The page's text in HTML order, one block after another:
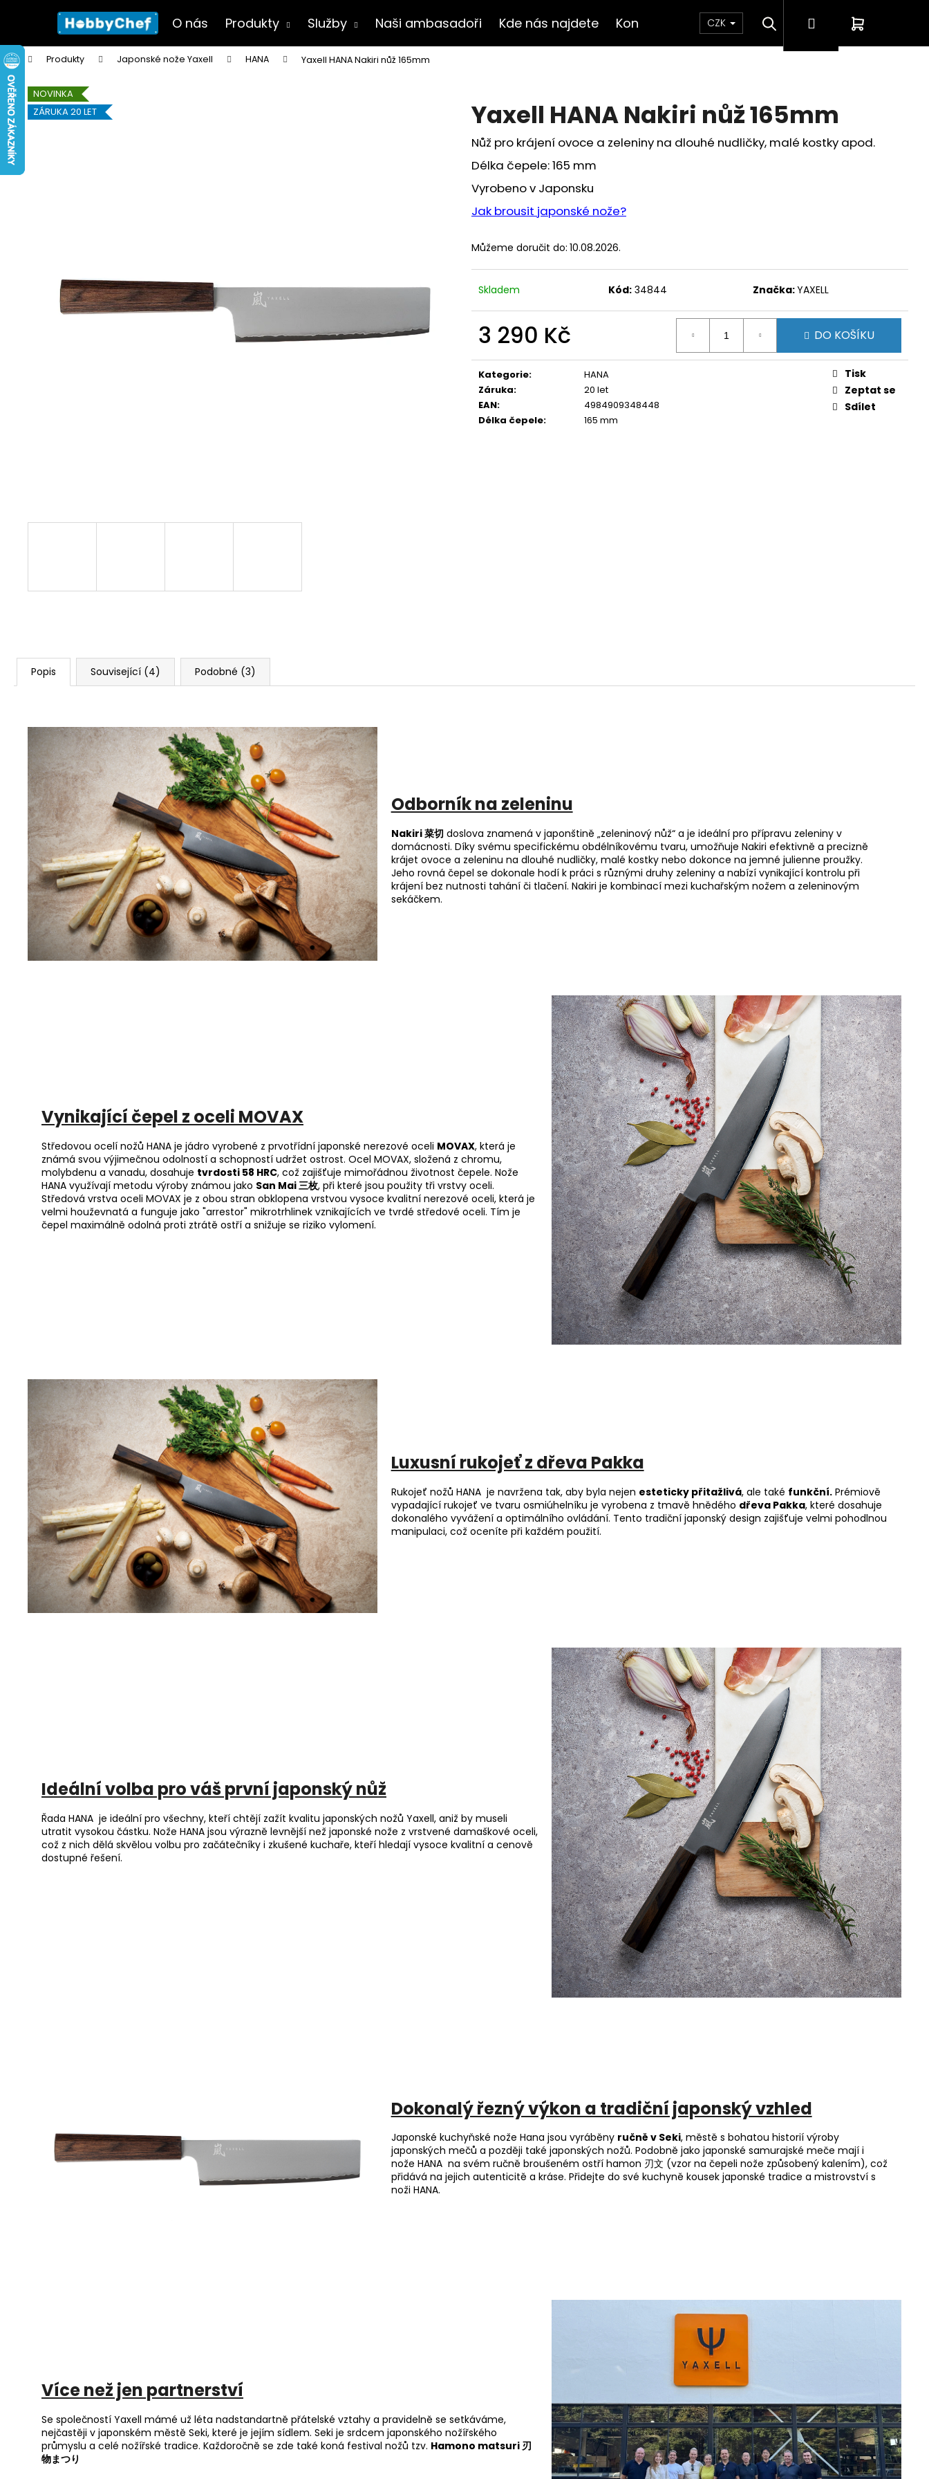
O nás Produkty Služby Naši ambasadoři Kde nás najdete Kontakt CZK HledatPřihlášeníNákupní
košík
Domů Produkty Japonské nože Yaxell HANA Yaxell HANA Nakiri nůž 165mm
Yaxell HANA Nakiri nůž 165mm
Nůž pro krájení ovoce a zeleniny na dlouhé nudličky, malé kostky apod.
Délka čepele: 165 mm
Vyrobeno v Japonsku
Jak brousit japonské nože?
Můžeme doručit do: 10.08.2026.
Skladem Kód: 34844 Značka:YAXELL
3 290 Kč
cena:
DO KOŠÍKU
Kategorie:
HANA
Záruka:
20 let
EAN:
4984909348448
Délka čepele: 165 mm
Tisk
Zeptat se
Sdílet
NOVINKA
ZÁRUKA 20 LET
Popis Související (4) Podobné (3)
Odborník na zeleninu
Nakiri 菜切 doslova znamená v japonštině „zeleninový nůž“ a je ideální pro přípravu zeleniny v
domácnosti. Díky svému specifickému obdélníkovému tvaru, umožňuje Nakiri efektivně a precizně
krájet ovoce a zeleninu na dlouhé nudličky, malé kostky nebo dokonce na jemné julienne proužky.
Jeho rovná čepel se dokonale hodí k práci s různými druhy zeleniny a nabízí vynikající kontrolu při
krájení bez nutnosti tahání či tlačení. Nakiri je kombinací mezi kuchařským nožem a zeleninovým
sekáčkem.
Vynikající čepel z oceli MOVAX
Středovou ocelí nožů HANA je jádro vyrobené z prvotřídní japonské nerezové oceli MOVAX, která je
známá svou výjimečnou odolností a schopností udržet ostrost. Ocel MOVAX, složená z chromu,
molybdenu a vanadu, dosahuje tvrdosti 58 HRC, což zajišťuje mimořádnou životnost čepele. Nože
HANA využívají metodu výroby známou jako San Mai 三枚, při které jsou použity tři vrstvy oceli.
Středová vrstva oceli MOVAX je z obou stran obklopena vrstvou vysoce kvalitní nerezové oceli, která je
velmi houževnatá a funguje jako "arrestor" mikrotrhlinek vznikajících ve tvrdé středové oceli. Tím je
čepel maximálně odolná proti ztrátě ostří a snižuje se riziko vylomení.
Luxusní rukojeť z dřeva Pakka
Rukojeť nožů HANA je navržena tak, aby byla nejen esteticky přitažlivá, ale také funkční.Prémiově
vypadající rukojeť ve tvaru osmiúhelníku je vyrobena z tmavě hnědého dřeva Pakka, které dosahuje
dokonalého vyvážení a optimálního ovládání. Tento tradiční japonský design zajišťuje velmi pohodlnou
manipulaci, což oceníte při každém použití.
Ideální volba pro váš první japonský nůž
Řada HANA je ideální pro všechny, kteří chtějí zažít kvalitu japonských nožů Yaxell, aniž by museli
utratit vysokou částku. Nože HANA jsou výrazně levnější než japonské nože z vrstvené damaškové oceli,
což z nich dělá skvělou volbu pro začátečníky i zkušené kuchaře, kteří hledají vysoce kvalitní a cenově
dostupné řešení.
Dokonalý řezný výkon a tradiční japonský vzhled
Japonské kuchyňské nože Hana jsou vyráběny ručně v Seki, městě s bohatou historií výroby
japonských mečů a později také japonských nožů. Podobně jako japonské samurajské meče mají i
nože HANA na svém ručně broušeném ostří hamon 刃文 (vzor na čepeli nože způsobený kalením), což
přidává na jejich autenticitě a kráse. Přidejte do své kuchyně kousek japonské tradice a mistrovství s
noži HANA.
Více než jen partnerství
Se společností Yaxell mámé už léta nadstandartně přátelské vztahy a pravidelně se setkáváme,
nejčastěji v japonském městě Seki, které je jejím sídlem. Seki je srdcem japonského nožířského
průmyslu a celé nožířské tradice. Každoročně se zde také koná festival nožů tzv. Hamono matsuri 刃
物まつり
š
í
k
Zpět
do
Zpět
do